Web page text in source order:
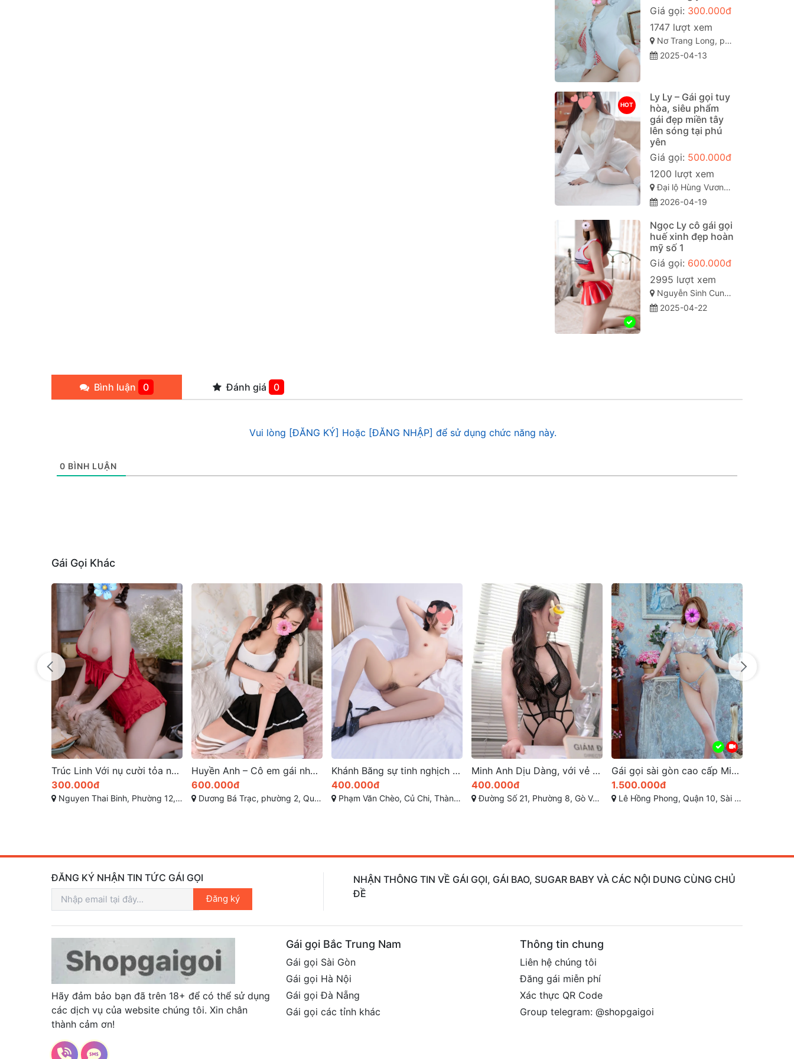
Giá gọi: 300.000đ
1747 lượt xem
Nơ Trang Long, phường 13, Bình Thạnh, Thành phố Hồ Chí Minh
2025-04-13
HOT
Ly Ly – Gái gọi tuy
hòa, siêu phẩm
gái đẹp miền tây
lên sóng tại phú
yên
Giá gọi: 500.000đ
1200 lượt xem
Đại lộ Hùng Vương, Phường 7, Tuy Hòa, Phú Yên
2026-04-19
Ngọc Ly cô gái gọi
huế xinh đẹp hoàn
mỹ số 1
Giá gọi: 600.000đ
2995 lượt xem
Nguyễn Sinh Cung, Vỹ Dạ, Huế, Thừa Thiên Huế
2025-04-22
Bình luận 0 Đánh giá 0
Vui lòng [ĐĂNG KÝ] Hoặc [ĐĂNG NHẬP] để sử dụng chức năng này.
0 BÌNH LUẬN
Gái Gọi Khác
Huyền Anh – Cô em gái nhỏ xinh xắn với vẻ đẹp quyến rũ
600.000đ
Dương Bá Trạc, phường 2, Quận 8, Thành phố Hồ Chí Min
Khánh Băng sự tinh nghịch và nụ cười tỏa nắng
400.000đ
Phạm Văn Chèo, Củ Chi, Thành phố Hồ Chí Minh
Minh Anh Dịu Dàng, với vẻ đẹp thanh thoát và gần gũi
400.000đ
Đường Số 21, Phường 8, Gò Vấp, Hồ Chí Minh
Gái gọi sài gòn cao cấp Mia đẹp hoàn hảo tỏa sáng
1.500.000đ
Lê Hồng Phong, Quận 10, Sài Gòn
Bé Mỳ Gái gọi gò vấp Thân hình như người mẫu
800.000đ
Đường Quang Trung, Gò Vấp, Thành phố Hồ Chí Minh, Việt Nam
ĐĂNG KÝ NHẬN TIN TỨC GÁI GỌI
Đăng ký
NHẬN THÔNG TIN VỀ GÁI GỌI, GÁI BAO, SUGAR BABY VÀ CÁC NỘI DUNG CÙNG CHỦ
ĐỀ
Hãy đảm bảo bạn đã trên 18+ để có thể sử dụng
các dịch vụ của website chúng tôi. Xin chân
thành cảm ơn!
Gái gọi Bắc Trung Nam
Gái gọi Sài Gòn
Gái gọi Hà Nội
Gái gọi Đà Nẵng
Gái gọi các tỉnh khác
Thông tin chung
Liên hệ chúng tôi
Đăng gái miễn phí
Xác thực QR Code
Group telegram: @shopgaigoi